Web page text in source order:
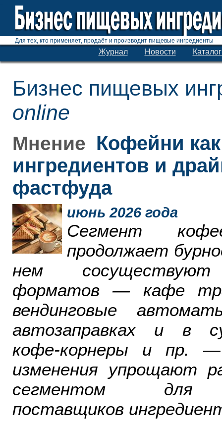
Для тех, кто применяет, продаёт и производит пищевые ингредиенты
Журнал Новости
Бизнес пищевых
online
Мнение Кофейни
ингредиентов и
фастфуда
июнь 2026 года
Сегмент
продолжает
нем
форматов — кафе
вендинговые
автозаправках и в
кофе-корнеры и пр.
изменения упрощают
сегментом для
поставщиков